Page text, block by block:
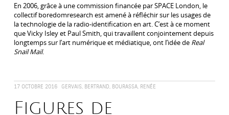
En 2006, grâce à une commission financée par SPACE London, le
collectif boredomresearch est amené à réfléchir sur les usages de
la technologie de la radio-identification en art. C’est à ce moment
que Vicky Isley et Paul Smith, qui travaillent conjointement depuis
longtemps sur l’art numérique et médiatique, ont l’idée de Real
Snail Mail.
17 OCTOBRE 2016 GERVAIS, BERTRAND, BOURASSA, RENÉE
Figures de